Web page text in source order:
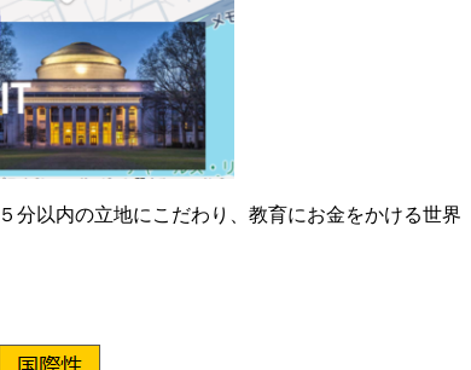
分以内の立地にこだわり、教育にお金をかける世界